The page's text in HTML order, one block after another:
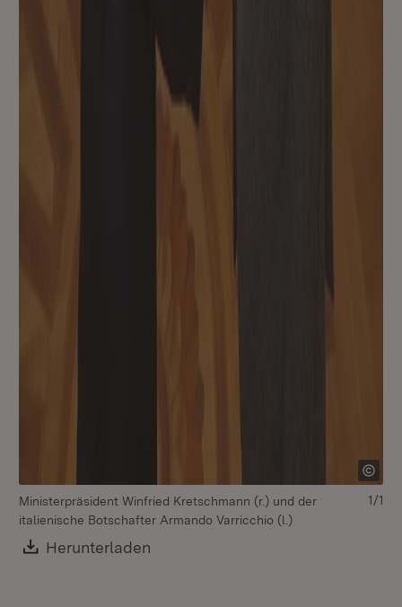
Ministerpräsident Winfried Kretschmann (r.) und der
italienische Botschafter Armando Varricchio (l.)
Download:
Herunterladen
1/1